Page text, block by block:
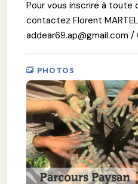
Pour vous inscrire à toute
contactez Florent
addear69.ap@gmail.com
PHOTOS